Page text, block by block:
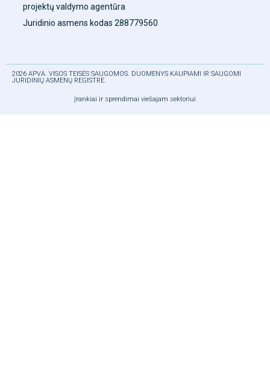
projektų valdymo agentūra
Juridinio asmens kodas 288779560
2026 APVA. VISOS TEISĖS SAUGOMOS. DUOMENYS KAUPIAMI IR SAUGOMI
JURIDINIŲ ASMENŲ REGISTRE.
Įrankiai ir sprendimai viešajam sektoriui